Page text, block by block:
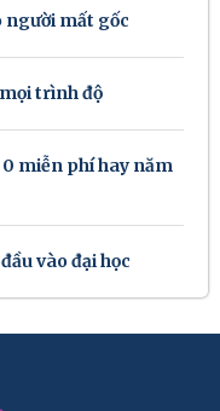
người mất gốc
trình độ
0 miễn phí hay năm
vào đại học